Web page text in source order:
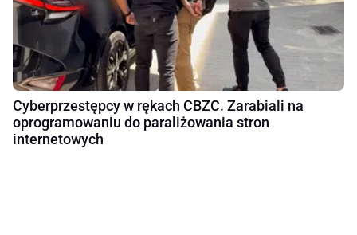
Cyberprzestępcy w rękach CBZC. Zarabiali na
oprogramowaniu do paraliżowania stron
internetowych